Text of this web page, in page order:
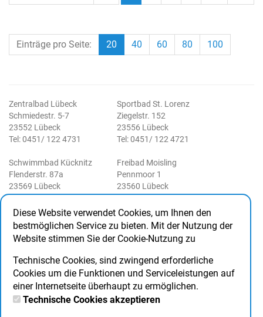
Einträge pro Seite: 20 40 60 80 100
Zentralbad Lübeck
Schmiedestr. 5-7
23552 Lübeck
Tel: 0451/ 122 4731
Sportbad St. Lorenz
Ziegelstr. 152
23556 Lübeck
Tel: 0451/ 122 4721
Schwimmbad Kücknitz
Flenderstr. 87a
23569 Lübeck
Tel: 0451/122 4741
Freibad Moisling
Pennmoor 1
23560 Lübeck
Tel: 0451/ 122 4761
Freibad Schlutup
Palinger Weg 70
23568 Lübeck
Tel: 0451/ 122 4751
Rechtliche Angaben
Impressum
AGB
DSB
Haus- und Badeordnung
Social Media
Facebook
Diese Website verwendet Cookies, um Ihnen den
bestmöglichen Service zu bieten. Mit der Nutzung der
Website stimmen Sie der Cookie-Nutzung zu
Technische Cookies, sind zwingend erforderliche
Cookies um die Funktionen und Serviceleistungen auf
einer Internetseite überhaupt zu ermöglichen.
Technische Cookies akzeptieren